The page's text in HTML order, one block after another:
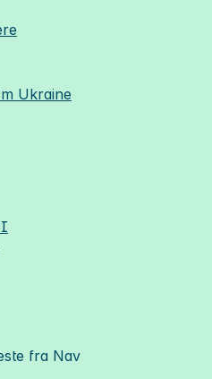
Ukraine
fra Nav